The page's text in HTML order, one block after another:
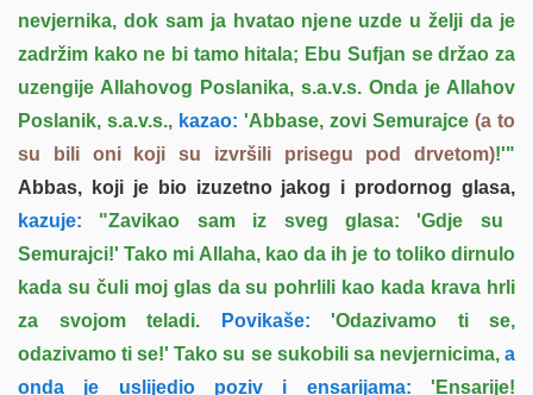
nevjernika, dok sam ja hvatao njene uzde u želji da je
zadržim kako ne bi tamo hitala; Ebu Sufjan se držao za
uzengije Allahovog Poslanika, s.a.v.s. Onda je Allahov
Poslanik, s.a.v.s., kazao: 'Abbase, zovi Semurajce (a to
su bili oni koji su izvršili prisegu pod drvetom)!'"
Abbas, koji je bio izuzetno jakog i prodornog glasa,
kazuje:
"Zavikao sam iz sveg glasa: 'Gdje su
Semurajci!' Tako mi Allaha, kao da ih je to toliko dirnulo
kada su čuli moj glas da su pohrlili kao kada krava hrli
za svojom teladi. Povikaše: 'Odazivamo ti se,
odazivamo ti se!' Tako su se sukobili sa nevjernicima,a
onda je uslijedio poziv i ensarijama: 'Ensarije!